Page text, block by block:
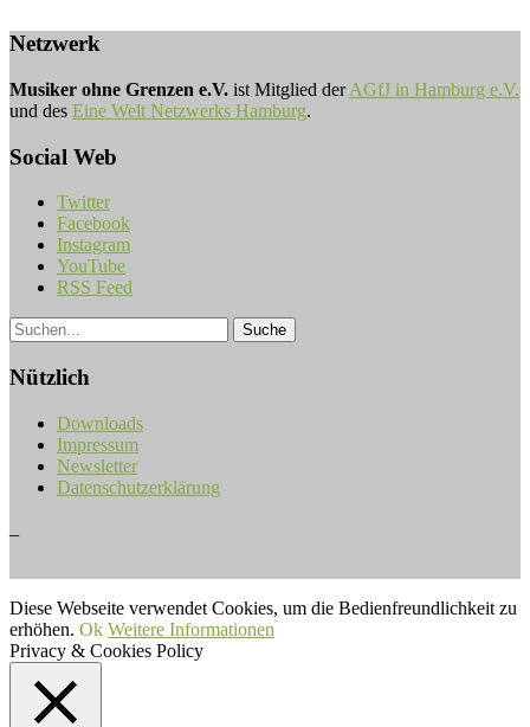
Netzwerk
Musiker ohne Grenzen e.V. ist Mitglied derAGfJ in Hamburg e.V.
und des Eine Welt Netzwerks Hamburg.
Social Web
Twitter
Facebook
Instagram
YouTube
RSS Feed
Nützlich
Downloads
Impressum
Newsletter
Datenschutzerklärung
Diese Webseite verwendet Cookies, um die Bedienfreundlichkeit zu
erhöhen. Ok Weitere Informationen
Privacy & Cookies Policy